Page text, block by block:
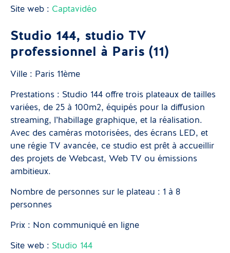
Site web : Captavidéo
Studio 144, studio TV
professionnel à Paris (11)
Ville : Paris 11ème
Prestations : Studio 144 offre trois plateaux de tailles
variées, de 25 à 100m2, équipés pour la diffusion
streaming, l’habillage graphique, et la réalisation.
Avec des caméras motorisées, des écrans LED, et
une régie TV avancée, ce studio est prêt à accueillir
des projets de Webcast, Web TV ou émissions
ambitieux.
Nombre de personnes sur le plateau : 1 à 8
personnes
Prix : Non communiqué en ligne
Site web : Studio 144